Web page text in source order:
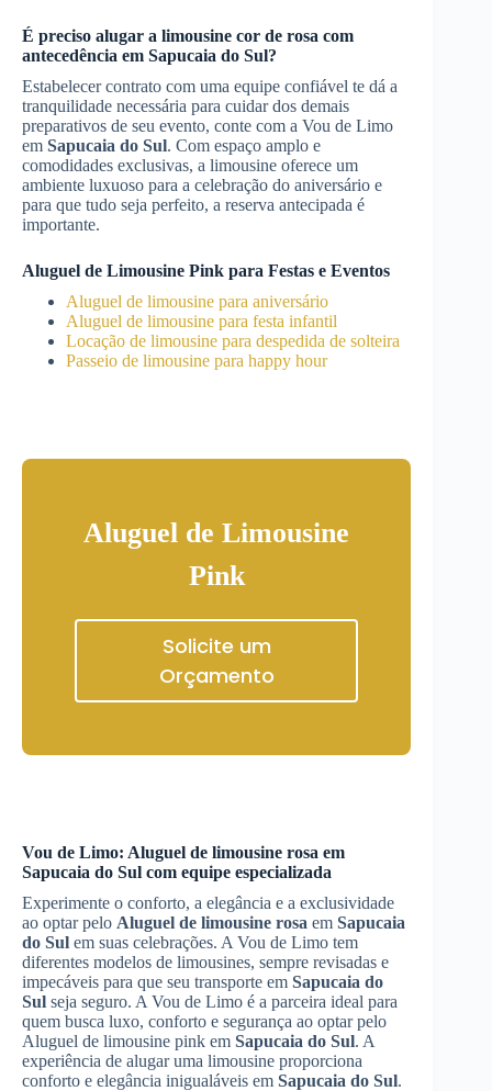
É preciso alugar a limousine cor de rosa com
antecedência em Sapucaia do Sul?
Estabelecer contrato com uma equipe confiável te dá a
tranquilidade necessária para cuidar dos demais
preparativos de seu evento, conte com a Vou de Limo
em Sapucaia do Sul. Com espaço amplo e
comodidades exclusivas, a limousine oferece um
ambiente luxuoso para a celebração do aniversário e
para que tudo seja perfeito, a reserva antecipada é
importante.
Aluguel de Limousine Pink para Festas e Eventos
Aluguel de limousine para aniversário
Aluguel de limousine para festa infantil
Locação de limousine para despedida de solteira
Passeio de limousine para happy hour
Aluguel de Limousine
Pink
Solicite um
Orçamento
Vou de Limo: Aluguel de limousine rosa em
Sapucaia do Sul com equipe especializada
Experimente o conforto, a elegância e a exclusividade
ao optar pelo Aluguel de limousine rosa em Sapucaia
do Sul em suas celebrações. A Vou de Limo tem
diferentes modelos de limousines, sempre revisadas e
impecáveis para que seu transporte em Sapucaia do
Sul seja seguro. A Vou de Limo é a parceira ideal para
quem busca luxo, conforto e segurança ao optar pelo
Aluguel de limousine pink em Sapucaia do Sul. A
experiência de alugar uma limousine proporciona
conforto e elegância inigualáveis em Sapucaia do Sul.